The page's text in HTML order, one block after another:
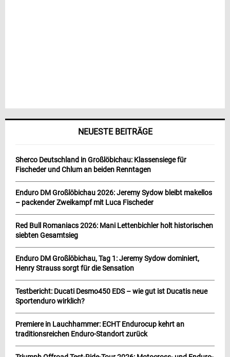
NEUESTE BEITRÄGE
Sherco Deutschland in Großlöbichau: Klassensiege für
Fischeder und Chlum an beiden Renntagen
Enduro DM Großlöbichau 2026: Jeremy Sydow bleibt makellos
– packender Zweikampf mit Luca Fischeder
Red Bull Romaniacs 2026: Mani Lettenbichler holt historischen
siebten Gesamtsieg
Enduro DM Großlöbichau, Tag 1: Jeremy Sydow dominiert,
Henry Strauss sorgt für die Sensation
Testbericht: Ducati Desmo450 EDS – wie gut ist Ducatis neue
Sportenduro wirklich?
Premiere in Lauchhammer: ECHT Endurocup kehrt an
traditionsreichen Enduro-Standort zurück